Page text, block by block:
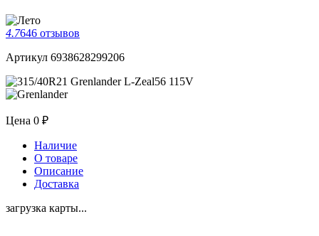
4.7646 отзывов
Артикул 6938628299206
Цена 0 ₽
Наличие
О товаре
Описание
Доставка
загрузка карты...